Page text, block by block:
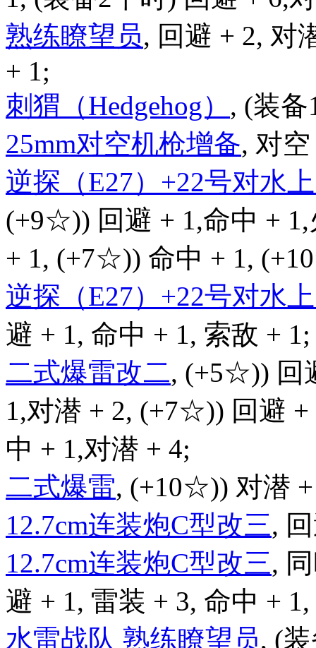
熟练瞭望员, 回避 + 2, 对
+ 1;
刺猬（Hedgehog） , (装备
25mm对空机枪增备, 对
逆探（E27）+22号对水
(+9☆)) 回避 + 1,命中 +
+ 1, (+7☆)) 命中 + 1,
逆探（E27）+22号对水
避 + 1, 命中 + 1, 索敌 + 1;
二式爆雷改二, (+5☆)) 回
1,对潜 + 2, (+7☆)) 回避
中 + 1,对潜 + 4;
二式爆雷, (+10☆)) 对潜
12.7cm连装炮C型改三,
12.7cm连装炮C型改三,
避 + 1, 雷装 + 3, 命中 +
水雷战队 熟练瞭望员, (